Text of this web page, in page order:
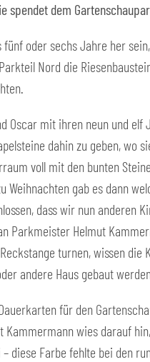
spendet dem
fünf oder sechs Jahre her
Nord die
Oscar mit ihren neun und
dahin zu geben, wo
voll mit den bunten
Weihnachten gab es dann
dass wir nun anderen
Parkmeister Helmut
turnen, wissen
andere Haus gebaut
für den
wies darauf
diese Farbe fehlte bei den